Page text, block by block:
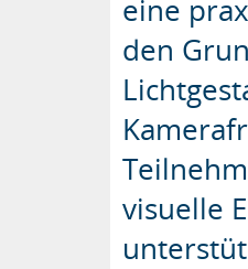
eine
den
visuelle